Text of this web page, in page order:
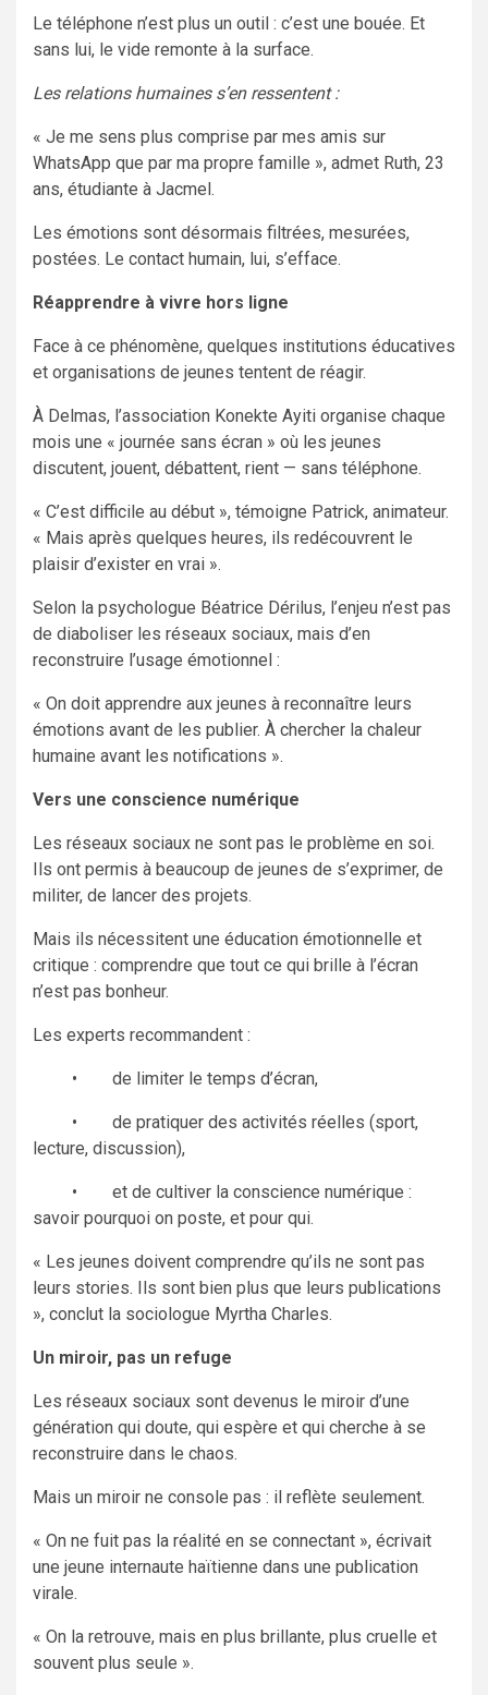
Le téléphone n’est plus un outil : c’est une bouée. Et
sans lui, le vide remonte à la surface.
Les relations humaines s’en ressentent :
« Je me sens plus comprise par mes amis sur
WhatsApp que par ma propre famille », admet Ruth, 23
ans, étudiante à Jacmel.
Les émotions sont désormais filtrées, mesurées,
postées. Le contact humain, lui, s’efface.
Réapprendre à vivre hors ligne
Face à ce phénomène, quelques institutions éducatives
et organisations de jeunes tentent de réagir.
À Delmas, l’association Konekte Ayiti organise chaque
mois une « journée sans écran » où les jeunes
discutent, jouent, débattent, rient — sans téléphone.
« C’est difficile au début », témoigne Patrick, animateur.
« Mais après quelques heures, ils redécouvrent le
plaisir d’exister en vrai ».
Selon la psychologue Béatrice Dérilus, l’enjeu n’est pas
de diaboliser les réseaux sociaux, mais d’en
reconstruire l’usage émotionnel :
« On doit apprendre aux jeunes à reconnaître leurs
émotions avant de les publier. À chercher la chaleur
humaine avant les notifications ».
Vers une conscience numérique
Les réseaux sociaux ne sont pas le problème en soi.
Ils ont permis à beaucoup de jeunes de s’exprimer, de
militer, de lancer des projets.
Mais ils nécessitent une éducation émotionnelle et
critique : comprendre que tout ce qui brille à l’écran
n’est pas bonheur.
Les experts recommandent :
• de limiter le temps d’écran,
• de pratiquer des activités réelles (sport,
lecture, discussion),
• et de cultiver la conscience numérique :
savoir pourquoi on poste, et pour qui.
« Les jeunes doivent comprendre qu’ils ne sont pas
leurs stories. Ils sont bien plus que leurs publications
», conclut la sociologue Myrtha Charles.
Un miroir, pas un refuge
Les réseaux sociaux sont devenus le miroir d’une
génération qui doute, qui espère et qui cherche à se
reconstruire dans le chaos.
Mais un miroir ne console pas : il reflète seulement.
« On ne fuit pas la réalité en se connectant », écrivait
une jeune internaute haïtienne dans une publication
virale.
« On la retrouve, mais en plus brillante, plus cruelle et
souvent plus seule ».